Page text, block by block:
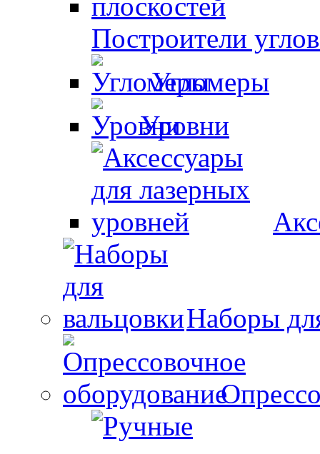
Построители
Угломеры
Уровни
Наборы